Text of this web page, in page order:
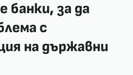
банки, за да
с
на държавни